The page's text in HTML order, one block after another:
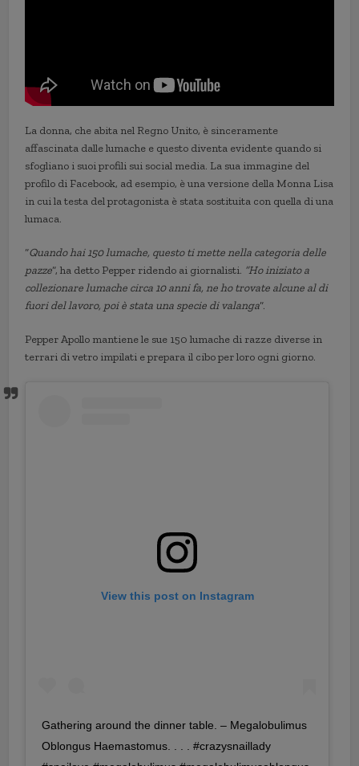
La donna, che abita nel Regno Unito, è sinceramente
affascinata dalle lumache e questo diventa evidente quando si
sfogliano i suoi profili sui social media. La sua immagine del
profilo di Facebook, ad esempio, è una versione della Monna Lisa
in cui la testa del protagonista è stata sostituita con quella di una
lumaca.
“Quando hai 150 lumache, questo ti mette nella categoria delle
pazze“, ha detto Pepper ridendo ai giornalisti. “Ho iniziato a
collezionare lumache circa 10 anni fa, ne ho trovate alcune al di
fuori del lavoro, poi è stata una specie di valanga“.
Pepper Apollo mantiene le sue 150 lumache di razze diverse in
terrari di vetro impilati e prepara il cibo per loro ogni giorno.
View this post on Instagram
Gathering around the dinner table. – Megalobulimus
Oblongus Haemastomus. . . . #crazysnaillady